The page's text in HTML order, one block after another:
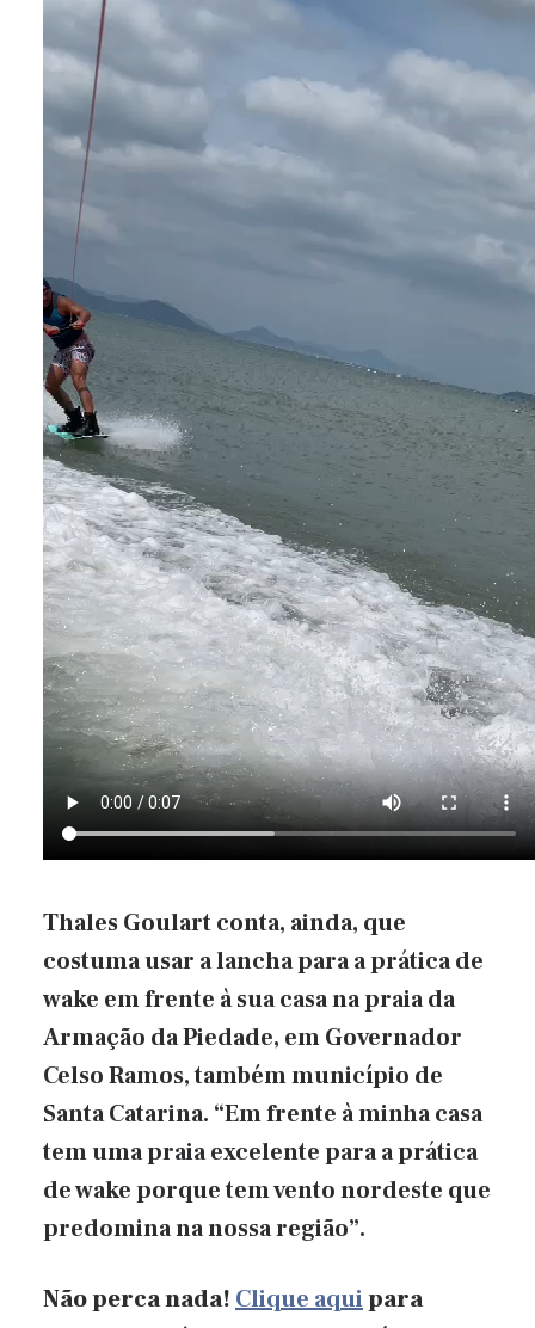
Thales Goulart conta, ainda, que
costuma usar a lancha para a prática de
wake em frente à sua casa na praia da
Armação da Piedade, em Governador
Celso Ramos, também município de
Santa Catarina. “Em frente à minha casa
tem uma praia excelente para a prática
de wake porque tem vento nordeste que
predomina na nossa região”.
Não perca nada! Clique aquipara